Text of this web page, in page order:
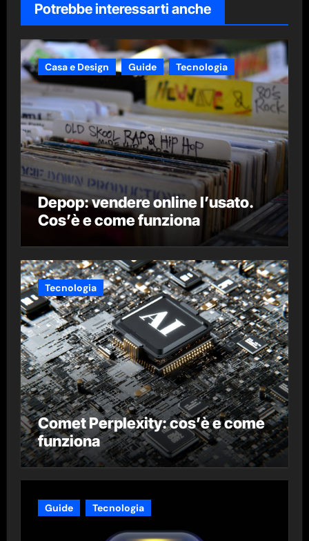
Potrebbe interessarti anche
Casa e Design Guide Tecnologia
Depop: vendere online l’usato.
Cos’è e come funziona
Tecnologia
Comet Perplexity: cos’è e come
funziona
Guide Tecnologia